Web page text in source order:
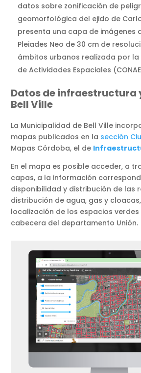
datos sobre zonificación de
geomorfológica del ejido de
presenta una capa de imágenes
Pleiades Neo de 30 cm de
ámbitos urbanos realizada por la
de Actividades Espaciales
Datos de infraestructura
Bell Ville
La Municipalidad de Bell Ville
mapas publicados en la sección
Mapas Córdoba, el de
En el mapa es posible acceder, a
capas, a la información
disponibilidad y distribución de las
distribución de agua, gas y
localización de los espacios
cabecera del departamento Unión.